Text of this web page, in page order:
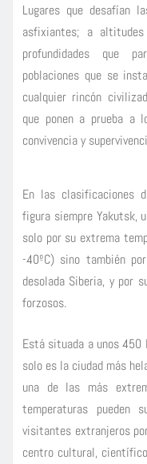
Lugares que desafían
asfixiantes; a
profundidades que
poblaciones que se
cualquier rincón
que ponen a prueba a
convivencia y
En las clasificaciones
figura siempre Yakutsk,
solo por su extrema
-40ºC) sino también
desolada Siberia, y por
forzosos.
Está situada a unos
solo es la ciudad más
una de las más
temperaturas pueden
visitantes extranjeros
centro cultural,